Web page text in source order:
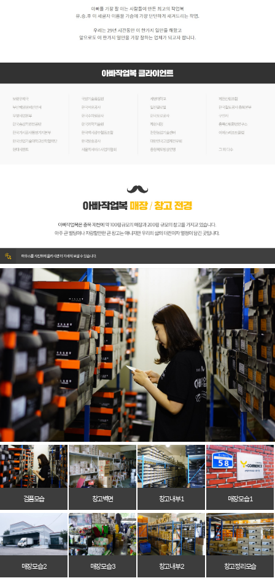
검품모습 창고벽면 창고 내부 1 매장 모습 1
매장 모습 2 매장 모습 3 창고 내부 2 창고 정리 모습